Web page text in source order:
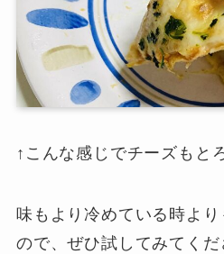
↑こんな感じでチーズもと
味もより冷めている時よ
ので、ぜひ試してみてくだ